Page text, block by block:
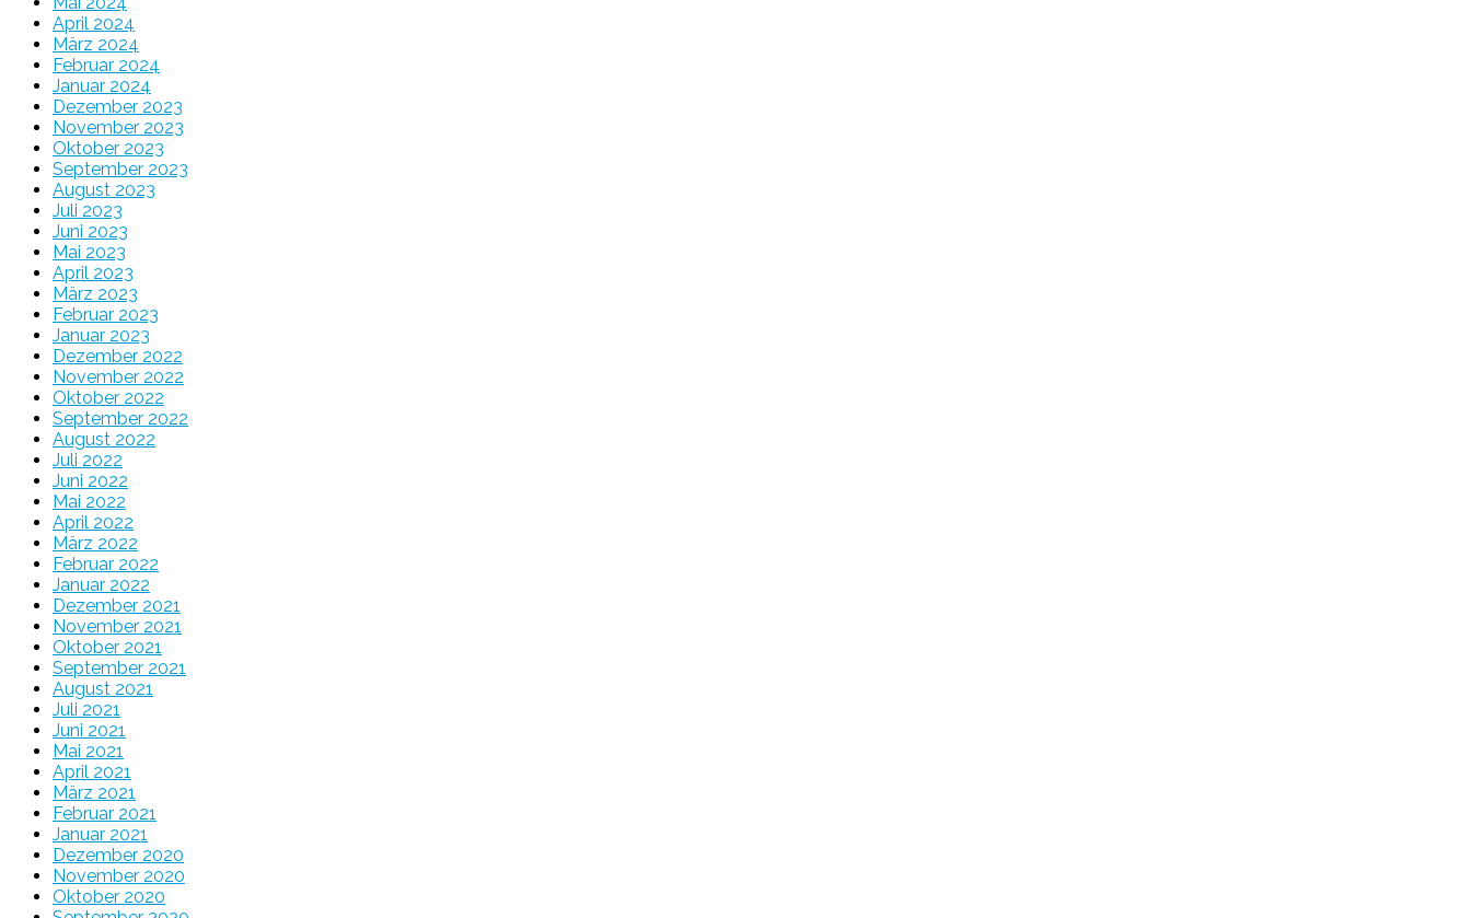
April 2024
März 2024
Februar 2024
Januar 2024
Dezember 2023
November 2023
Oktober 2023
September 2023
August 2023
Juli 2023
Juni 2023
Mai 2023
April 2023
März 2023
Februar 2023
Januar 2023
Dezember 2022
November 2022
Oktober 2022
September 2022
August 2022
Juli 2022
Juni 2022
Mai 2022
April 2022
März 2022
Februar 2022
Januar 2022
Dezember 2021
November 2021
Oktober 2021
September 2021
August 2021
Juli 2021
Juni 2021
Mai 2021
April 2021
März 2021
Februar 2021
Januar 2021
Dezember 2020
November 2020
Oktober 2020